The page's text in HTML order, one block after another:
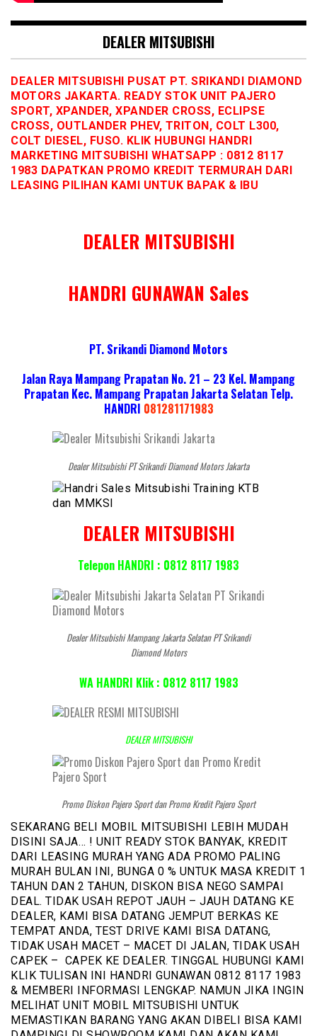
DEALER MITSUBISHI
DEALER MITSUBISHI PUSAT PT. SRIKANDI DIAMOND
MOTORS JAKARTA. READY STOK UNIT PAJERO
SPORT, XPANDER, XPANDER CROSS, ECLIPSE
CROSS, OUTLANDER PHEV, TRITON, COLT L300,
COLT DIESEL, FUSO. KLIK HUBUNGI HANDRI
MARKETING MITSUBISHI WHATSAPP : 0812 8117
1983 DAPATKAN PROMO KREDIT TERMURAH DARI
LEASING PILIHAN KAMI UNTUK BAPAK & IBU
DEALER MITSUBISHI
HANDRI GUNAWAN Sales
PT. Srikandi Diamond Motors
Jalan Raya Mampang Prapatan No. 21 – 23 Kel. Mampang
Prapatan Kec. Mampang Prapatan Jakarta Selatan Telp.
HANDRI 081281171983
Dealer Mitsubishi PT Srikandi Diamond Motors Jakarta
DEALER MITSUBISHI
Telepon HANDRI : 0812 8117 1983
Dealer Mitsubishi Mampang Jakarta Selatan PT Srikandi
Diamond Motors
WA HANDRI Klik : 0812 8117 1983
DEALER MITSUBISHI
Promo Diskon Pajero Sport dan Promo Kredit Pajero Sport
SEKARANG BELI MOBIL MITSUBISHI LEBIH MUDAH
DISINI SAJA… ! UNIT READY STOK BANYAK, KREDIT
DARI LEASING MURAH YANG ADA PROMO PALING
MURAH BULAN INI, BUNGA 0 % UNTUK MASA KREDIT 1
TAHUN DAN 2 TAHUN, DISKON BISA NEGO SAMPAI
DEAL. TIDAK USAH REPOT JAUH – JAUH DATANG KE
DEALER, KAMI BISA DATANG JEMPUT BERKAS KE
TEMPAT ANDA, TEST DRIVE KAMI BISA DATANG,
TIDAK USAH MACET – MACET DI JALAN, TIDAK USAH
CAPEK – CAPEK KE DEALER. TINGGAL HUBUNGI KAMI
KLIK TULISAN INI HANDRI GUNAWAN 0812 8117 1983
& MEMBERI INFORMASI LENGKAP. NAMUN JIKA INGIN
MELIHAT UNIT MOBIL MITSUBISHI UNTUK
MEMASTIKAN BARANG YANG AKAN DIBELI BISA KAMI